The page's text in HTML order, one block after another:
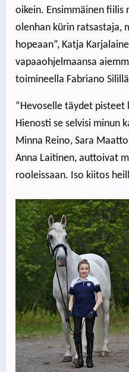
oikein. Ensimmäinen fiilis
olenhan kürin ratsastaja,
hopeaan”, Katja
vapaaohjelmaansa
toimineella Fabriano
”Hevoselle täydet
Hienosti se selvisi minun
Minna Reino, Sara
Anna Laitinen, auttoivat
rooleissaan. Iso kiitos